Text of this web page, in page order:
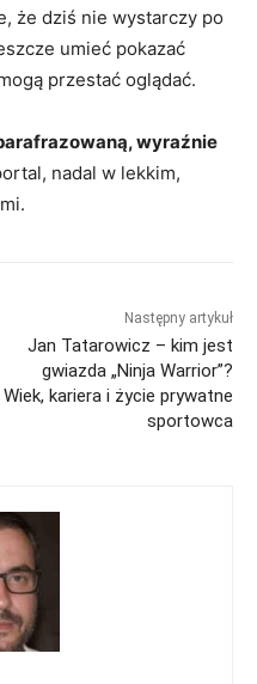
że dziś nie wystarczy po
umieć pokazać
przestać oglądać.
wyraźnie
nadal w lekkim,
Następny artykuł
Jan Tatarowicz – kim jest
gwiazda „Ninja Warrior”?
Wiek, kariera i życie prywatne
sportowca